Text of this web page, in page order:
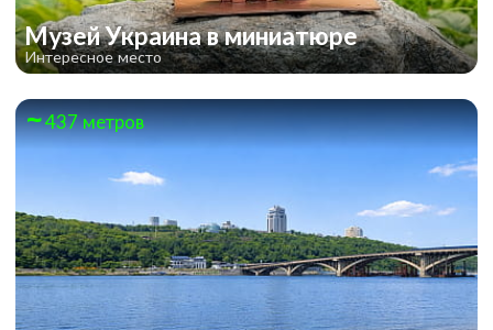
Музей Украина в миниатюре
Интересное место
437 метров